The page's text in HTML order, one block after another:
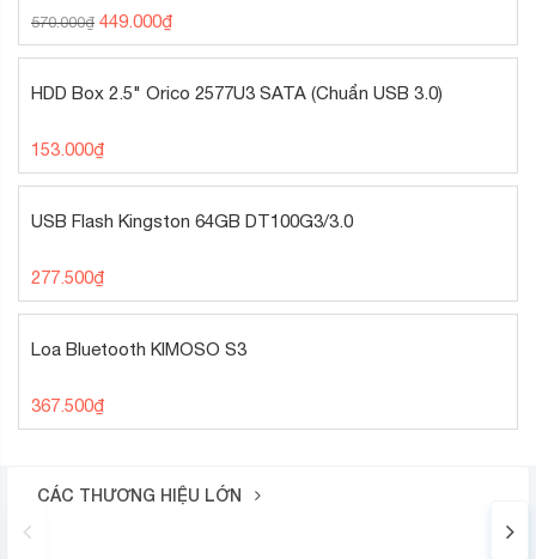
570.000₫ 449.000₫
HDD Box 2.5" Orico 2577U3 SATA (Chuẩn USB 3.0)
153.000₫
USB Flash Kingston 64GB DT100G3/3.0
277.500₫
Loa Bluetooth KIMOSO S3
367.500₫
CÁC THƯƠNG HIỆU LỚN